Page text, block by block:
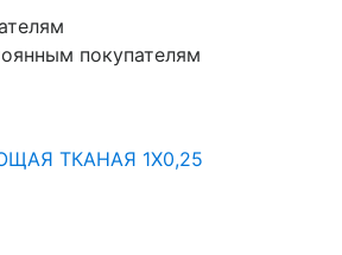
покупателям
ТКАНАЯ 1X0,25